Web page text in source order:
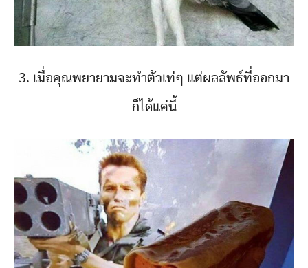
3. เมื่อคุณพยายามจะทำตัวเท่ๆ แต่ผลลัพธ์ที่ออกมา
ก็ได้แค่นี้